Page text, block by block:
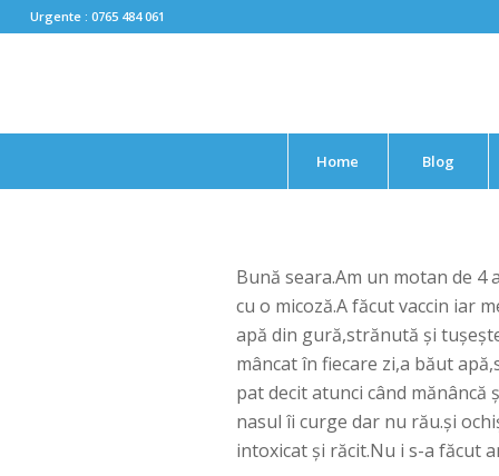
Urgente : 0765 484 061
Home Blog
Bună seara.Am un motan de
cu o micoză.A făcut vaccin iar
apă din gură,strănută și
mâncat în fiecare zi,a băut
pat decit atunci când mănâncă
nasul îi curge dar nu rău.și
intoxicat și răcit.Nu i s-a făcut